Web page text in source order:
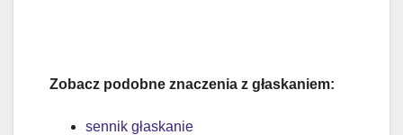
Zobacz podobne znaczenia z głaskaniem:
sennik głaskanie